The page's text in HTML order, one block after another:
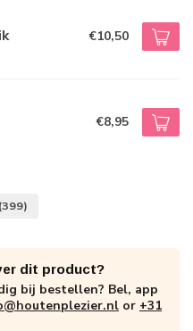
€10,50
€8,95
(399)
dit product?
bij bestellen? Bel, app
or +31